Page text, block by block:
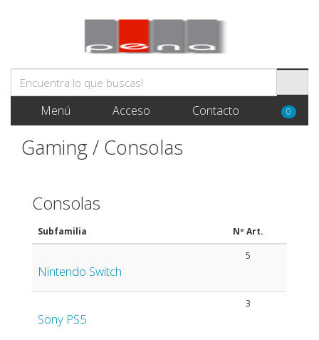
Menú Acceso Contacto 0
Gaming / Consolas
Consolas
Subfamilia Nº Art.
Nintendo Switch
5
Sony PS5
3